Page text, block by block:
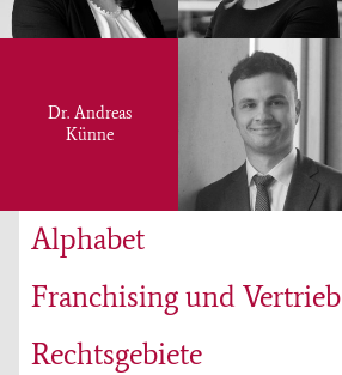
Dr. Andreas
Künne
Alphabet
Franchising und Vertrieb
Rechtsgebiete